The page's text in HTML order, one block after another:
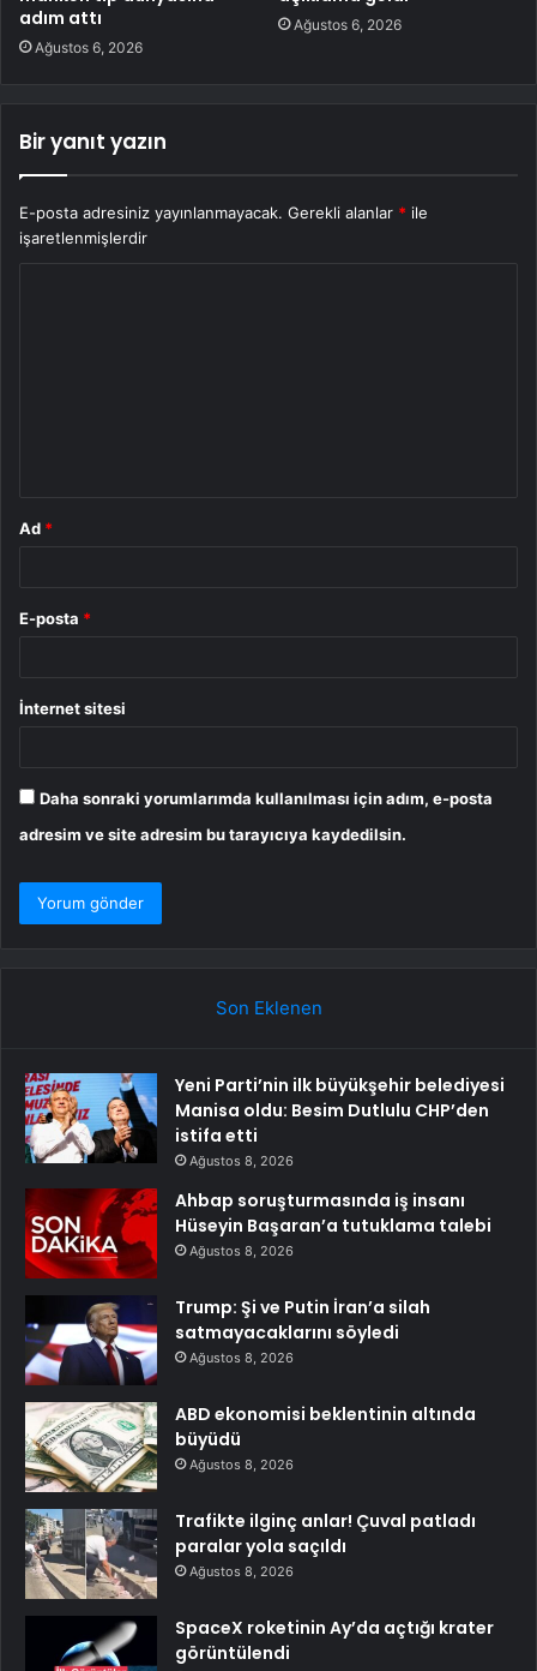
adım attı
Ağustos 6, 2026
Ağustos 6, 2026
Bir yanıt yazın
E-posta adresiniz yayınlanmayacak. Gerekli alanlar * ile
işaretlenmişlerdir
Ad *
E-posta *
İnternet sitesi
Daha sonraki yorumlarımda kullanılması için adım, e-posta
adresim ve site adresim bu tarayıcıya kaydedilsin.
Son Eklenen
Yeni Parti’nin ilk büyükşehir belediyesi
Manisa oldu: Besim Dutlulu CHP’den
istifa etti
Ağustos 8, 2026
Ahbap soruşturmasında iş insanı
Hüseyin Başaran’a tutuklama talebi
Ağustos 8, 2026
Trump: Şi ve Putin İran’a silah
satmayacaklarını söyledi
Ağustos 8, 2026
ABD ekonomisi beklentinin altında
büyüdü
Ağustos 8, 2026
Trafikte ilginç anlar! Çuval patladı
paralar yola saçıldı
Ağustos 8, 2026
SpaceX roketinin Ay’da açtığı krater
görüntülendi